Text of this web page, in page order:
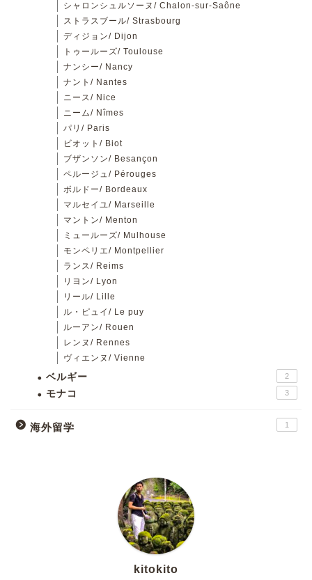
シャロンシュルソーヌ/ Chalon-sur-Saône
ストラスブール/ Strasbourg
ディジョン/ Dijon
トゥールーズ/ Toulouse
ナンシー/ Nancy
ナント/ Nantes
ニース/ Nice
ニーム/ Nîmes
パリ/ Paris
ビオット/ Biot
ブザンソン/ Besançon
ペルージュ/ Pérouges
ボルドー/ Bordeaux
マルセイユ/ Marseille
マントン/ Menton
ミュールーズ/ Mulhouse
モンペリエ/ Montpellier
ランス/ Reims
リヨン/ Lyon
リール/ Lille
ル・ピュイ/ Le puy
ルーアン/ Rouen
レンヌ/ Rennes
ヴィエンヌ/ Vienne
ベルギー 2
モナコ 3
海外留学 1
kitokito